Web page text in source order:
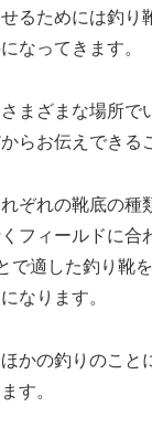
るためには釣り
なってきます。
さまざまな場所で
らお伝えできる
ぞれの靴底の種
フィールドに合
で適した釣り靴
なります。
かの釣りのこと
す。